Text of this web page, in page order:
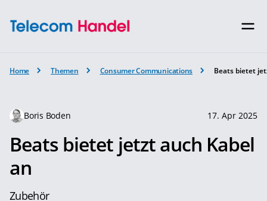
Home Themen Consumer Communications Beats bietet
Boris Boden 17. Apr 2025
Beats bietet jetzt auch Kabel
an
Zubehör